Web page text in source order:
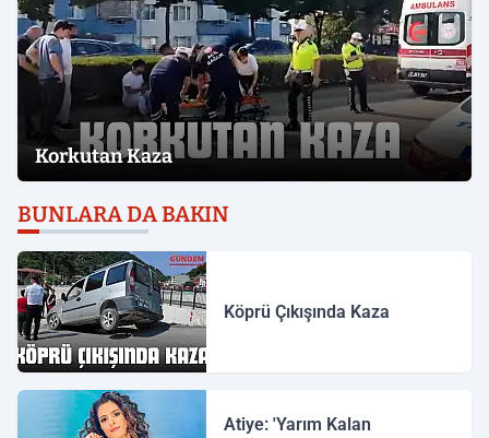
Korkutan Kaza
BUNLARA DA BAKIN
Köprü Çıkışında Kaza
Atiye: 'Yarım Kalan